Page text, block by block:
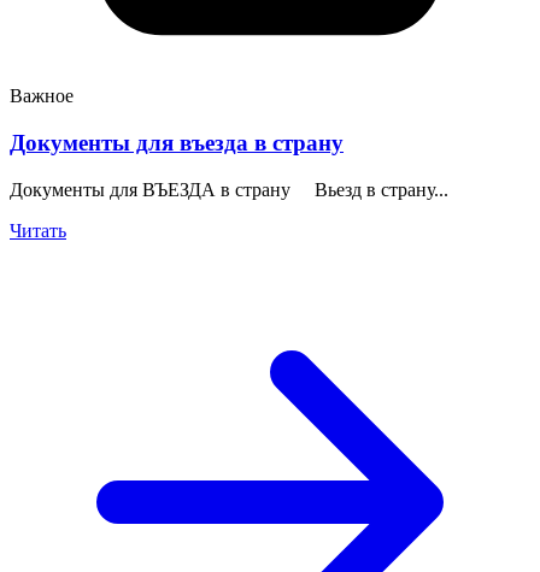
Важное
Документы для въезда в страну
Документы для ВЪЕЗДА в страну Вьезд в страну...
Читать